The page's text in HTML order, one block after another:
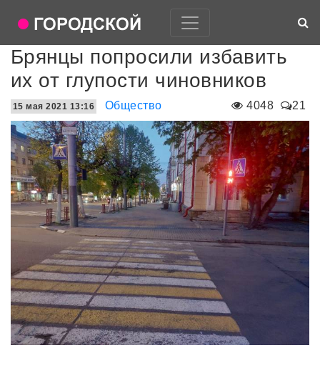
Брянцы попросили избавить
их от глупости чиновников
4048 21
15 мая 2021 13:16 Общество